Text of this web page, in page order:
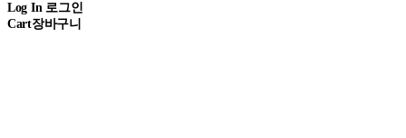
Log In 로그인
Cart장바구니